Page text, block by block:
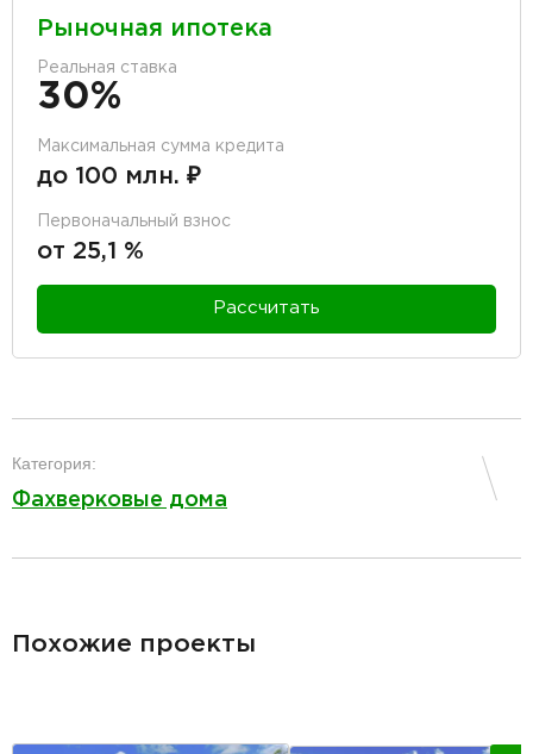
Рыночная ипотека
Реальная ставка
30%
Максимальная сумма кредита
до 100 млн. ₽
Первоначальный взнос
от 25,1 %
Рассчитать
Категория:
Фахверковые дома
Похожие проекты